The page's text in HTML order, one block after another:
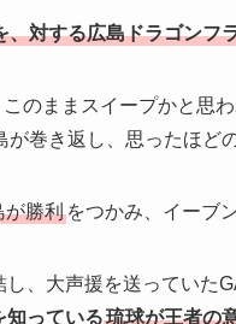
対する広島ドラゴンフ
のままスイープかと思わ
巻き返し、思ったほど
が勝利 をつかみ、イーブ
、大声援を送っていた
知っている琉球が王者の